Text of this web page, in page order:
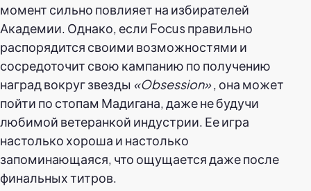
момент сильно повлияет на избирателей
Академии. Однако, если Focus правильно
распорядится своими возможностями и
сосредоточит свою кампанию по получению
наград вокруг звезды «Obsession», она может
пойти по стопам Мадигана, даже не будучи
любимой ветеранкой индустрии. Ее игра
настолько хороша и настолько
запоминающаяся, что ощущается даже после
финальных титров.